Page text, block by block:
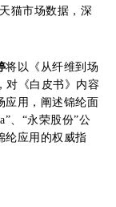
猫市场数据，深
将以《从纤维到场
《白皮书》内容
应用，阐述锦纶面
、“永荣股份”公
纶应用的权威指